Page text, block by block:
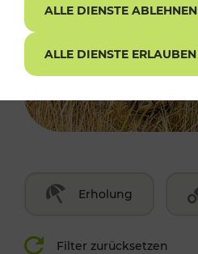
Erholung
Filter zurücksetzen
ALLE DIENSTE ABLEHNEN
ALLE DIENSTE ERLAUBEN